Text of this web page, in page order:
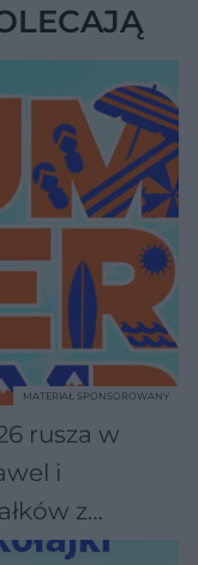
rusza w
i
z
MATERIAŁ SPONSOROWANY